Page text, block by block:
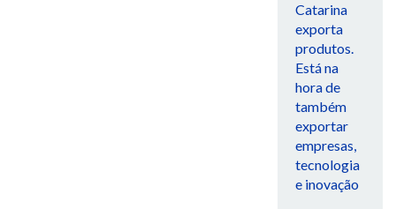
Catarina
exporta
produtos.
Está na
hora de
também
exportar
empresas,
tecnologia
e inovação